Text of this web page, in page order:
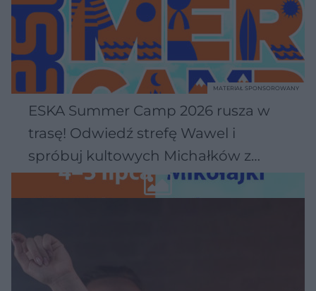
ESKA Summer Camp 2026 rusza w
trasę! Odwiedź strefę Wawel i
spróbuj kultowych Michałków z
Wawelu
MATERIAŁ SPONSOROWANY